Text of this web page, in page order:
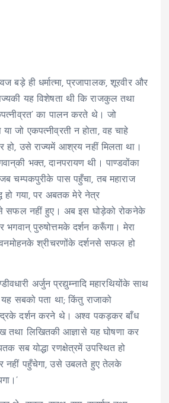
बड़े ही धर्मात्मा, प्रजापालक, शूरवीर और
यह विशेषता थी कि राजकुल तथा
का पालन करते थे। जो
जो एकपत्नीव्रती न होता, वह चाहे
हो, उसे राज्यमें आश्रय नहीं मिलता था।
भक्त, दानपरायण थी। पाण्डवोंका
चम्पकपुरीके पास पहुँचा, तब महाराज
हो गया, पर अबतक मेरे नेत्र
सफल नहीं हुए। अब इस घोड़ेको रोकनेके
भगवान् पुरुषोत्तमके दर्शन करूँगा। मेरा
श्रीचरणोंके दर्शनसे सफल हो
अर्जुन प्रद्युम्नादि महारथियोंके साथ
सबको पता था; किंतु राजाको
दर्शन करने थे। अश्व पकड़कर बाँध
तथा लिखितकी आज्ञासे यह घोषणा कर
सब योद्धा रणक्षेत्रमें उपस्थित हो
नहीं पहुँचेगा, उसे उबलते हुए तेलके